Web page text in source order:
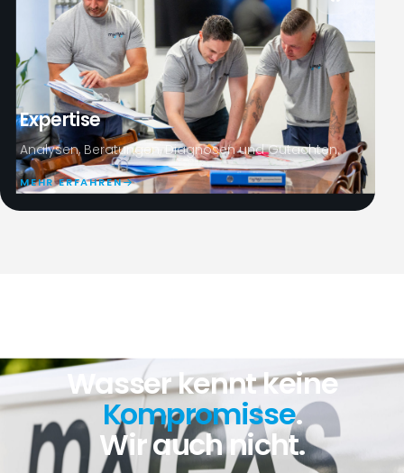
Expertise
Analysen, Beratungen, Diagnosen und Gutachten.
MEHR ERFAHREN
Wasser kennt keine
Kompromisse.
Wir auch nicht.